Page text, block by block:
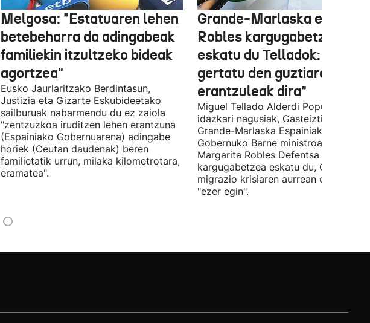
Melgosa: "Estatuaren lehen
betebeharra da adingabeak
familiekin itzultzeko bideak
agortzea"
Eusko Jaurlaritzako Berdintasun,
Justizia eta Gizarte Eskubideetako
sailburuak nabarmendu du ez zaiola
"zentzuzkoa iruditzen lehen erantzuna
(Espainiako Gobernuarena) adingabe
horiek (Ceutan daudenak) beren
familietatik urrun, milaka kilometrotara,
eramatea".
Grande-Marlaska eta
Robles kargugabetzea
eskatu du Telladok:
gertatu den guztiaren
erantzuleak dira"
Miguel Tellado Alderdi Popularraren
idazkari nagusiak, Gasteiztik,
Grande-Marlaska Espainiako
Gobernuko Barne ministroa eta
Margarita Robles Defentsa ministroa
kargugabetzea eskatu du, Ceutako
migrazio krisiaren aurrean ez
"ezer egin".